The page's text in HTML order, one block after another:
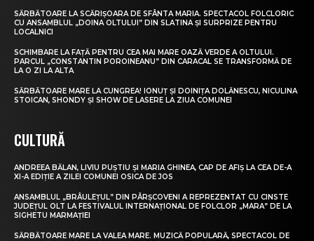
SĂRBĂTOARE LA SCĂRIȘOARA DE SFÂNTA MARIA. SPECTACOL FOLCLORIC
CU ANSAMBLUL „DOINA OLTULUI” DIN SLATINA ȘI SURPRIZE PENTRU
LOCALNICI
SCHIMBARE LA FAȚĂ PENTRU CEA MAI MARE OAZĂ VERDE A OLTULUI.
PARCUL „CONSTANTIN POROINEANU” DIN CARACAL SE TRANSFORMĂ DE
LA O ZI LA ALTA
SĂRBĂTOARE MARE LA CUNGREA! IONUȚ ȘI DOINIȚA DOLĂNESCU, NICULINA
STOICAN, SHONDY ȘI SHOW DE LASERE LA ZIUA COMUNEI
CULTURĂ
ANDREEA BĂLAN, LIVIU PUȘTIU ȘI MARIA GHINEA, CAP DE AFIȘ LA CEA DE-A
XI-A EDIȚIE A ZILEI COMUNEI OSICA DE JOS
ANSAMBLUL „BRÂULEȚUL” DIN PÂRȘCOVENI A REPREZENTAT CU CINSTE
JUDEȚUL OLT LA FESTIVALUL INTERNAȚIONAL DE FOLCLOR „MARA” DE LA
SIGHETU MARMAȚIEI
SĂRBĂTOARE MARE LA VALEA MARE. MUZICĂ POPULARĂ, SPECTACOL DE